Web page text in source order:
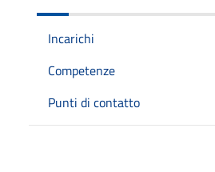
Incarichi
Competenze
Punti di contatto